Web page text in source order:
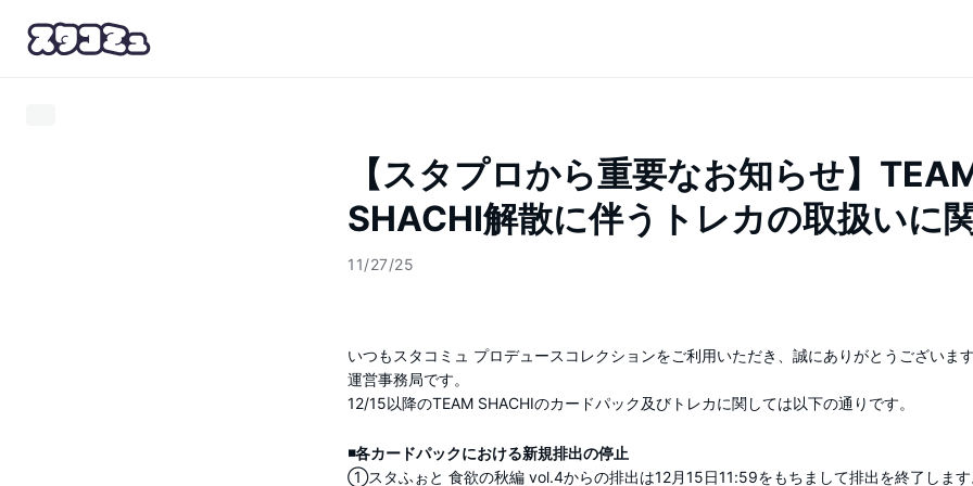
【スタプロから重要なお知らせ】
SHACHI解散に伴うトレカの取扱いに
11/27/25
いつもスタコミュ プロデュースコレクションをご利用いただき、誠にありがとうございます
運営事務局です。
12/15以降のTEAM SHACHIのカードパック及びトレカに関しては以下の通りです。
◾️各カードパックにおける新規排出の停止
①スタふぉと 食欲の秋編 vol.4からの排出は12月15日11:59をもちまして排出を終了します